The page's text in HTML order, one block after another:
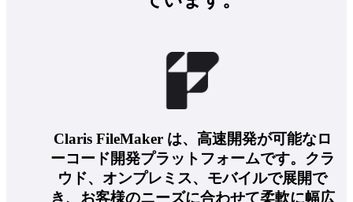
Claris FileMaker は、高速開発が可能なロ
ーコード開発プラットフォームです。クラ
ウド、オンプレミス、モバイルで展開で
き、お客様のニーズに合わせて柔軟に幅広